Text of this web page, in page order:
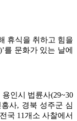
휴식을 취하고 힘을
를 문화가 있는 날에
인시 법륜사(29~30
사, 경북 성주군 심
국 11개소 사찰에서